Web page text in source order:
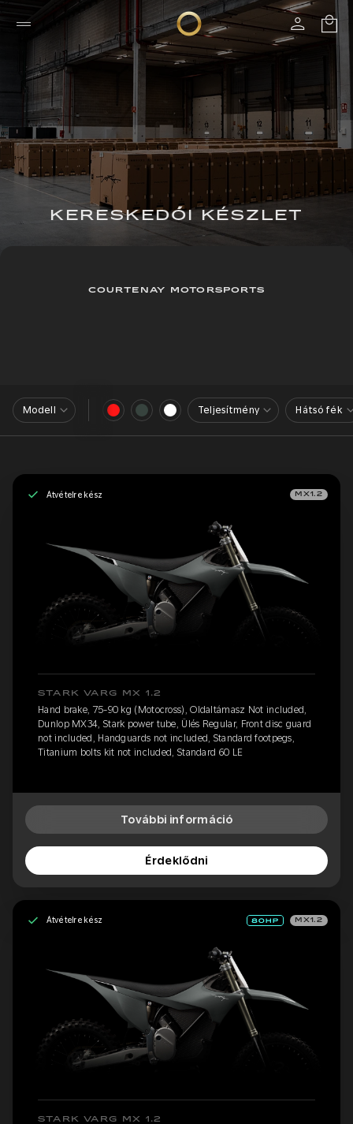
KERESKEDŐI KÉSZLET
COURTENAY MOTORSPORTS
Modell Teljesítmény Hátsó fék
Átvételre kész MX1.2
STARK VARG MX 1.2
Hand brake, 75-90 kg (Motocross), Oldaltámasz Not included,
Dunlop MX34, Stark power tube, Ülés Regular, Front disc guard
not included, Handguards not included, Standard footpegs,
Titanium bolts kit not included, Standard 60 LE
További információ
Érdeklődni
Átvételre kész MX1.2
STARK VARG MX 1.2